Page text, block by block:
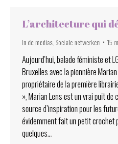
L’architecture qui
In de medias Sociale netwerken 15
Aujourd’hui, balade féministe et
Bruxelles avec la pionnière
propriétaire de la première
», Marian Lens est un vrai puit de
source d’inspiration pour les
évidemment fait un petit crochet
quelques…